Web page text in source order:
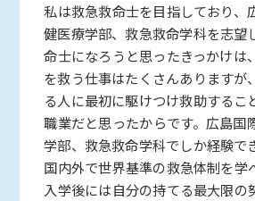
私は救急救命士を目指しており、
健医療学部、救急救命学科を志望
命士になろうと思ったきっかけは
を救う仕事はたくさんありますが
る人に最初に駆けつけ救助するこ
職業だと思ったからです。広島国
学部、救急救命学科でしか経験で
国内外で世界基準の救急体制を学
入学後には自分の持てる最大限の